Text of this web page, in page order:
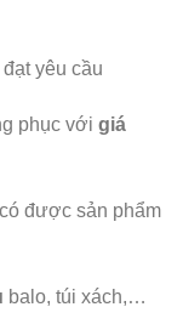
yêu cầu
phục vớigiá
được sản phẩm
balo, túi xách,…